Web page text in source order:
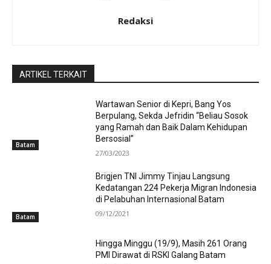
Redaksi
ARTIKEL TERKAIT
Batam
Wartawan Senior di Kepri, Bang Yos
Berpulang, Sekda Jefridin “Beliau Sosok
yang Ramah dan Baik Dalam Kehidupan
Bersosial”
27/03/2023
Batam
Brigjen TNI Jimmy Tinjau Langsung
Kedatangan 224 Pekerja Migran Indonesia
di Pelabuhan Internasional Batam
09/12/2021
Hingga Minggu (19/9), Masih 261 Orang
PMI Dirawat di RSKI Galang Batam